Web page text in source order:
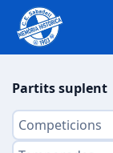
Partits suplent